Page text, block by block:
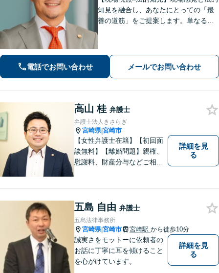
知見を融合し、あなたにとっての「最
善の道筋」をご提案します。単なるリ
電話でお問い合わせ メールでお問い合わせ
高山 桂 弁護士
弁護士法人きさらぎ
宮崎県|宮崎市
【女性弁護士在籍】【初回面
談無料】【離婚問題】親権、
慰謝料、財産分与などご相談
Eやメールでの対応も可能です
【メガドンキ隣】
詳細を見
る
五島 自由 弁護士
五島法律事務所
宮崎県|宮崎市 宮崎駅 から徒歩10分
誠実さをモットーに依頼者の
お話に丁寧に耳を傾けること
を心がけています。
詳細を見
る